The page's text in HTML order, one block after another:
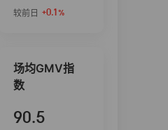
较前日 +0.1 %
场均GMV指
数
90.5